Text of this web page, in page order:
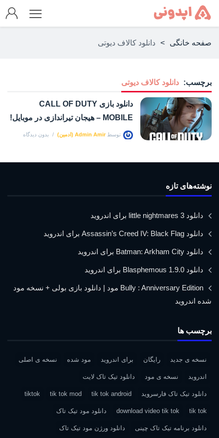
صفحه خانگی > دانلود کالاف دیوتی
برچسب: دانلود کالاف دیوتی
دانلود بازی CALL OF DUTY
MOBILE – هیجان تیراندازی در موبایل!
توسط Admin Amir (ادمین) بدون دیدگاه
نوشته‌های تازه
دانلود little nightmares 3 برای اندروید
دانلود Assassin’s Creed IV: Black Flag برای اندروید
دانلود Batman: Arkham City برای اندروید
دانلود Blasphemous 1.9.0 برای اندروید
Bully : Anniversary Edition مود | دانلود بازی بولی + نسخه مود
شده اندروید
برچسب ها
نسخه ی جدید رایگان برای اندروید مود شده نسخه ی اصلی
اندروید نسخه ی مود دانلود تیک تاک لایت
دانلود تیک تاک فارسروید tik tok android
tik tok mod
tiktok
tik tok
download video tik tok دانلود مود تیک تاک
دانلود برنامه تیک تاک چینی دانلود ورژن مود تیک تاک